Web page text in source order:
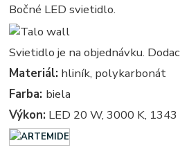
Bočné LED svietidlo.
Svietidlo je na objednávku.
Materiál: hliník, polykarbonát
Farba: biela
Výkon: LED 20 W, 3000 K,